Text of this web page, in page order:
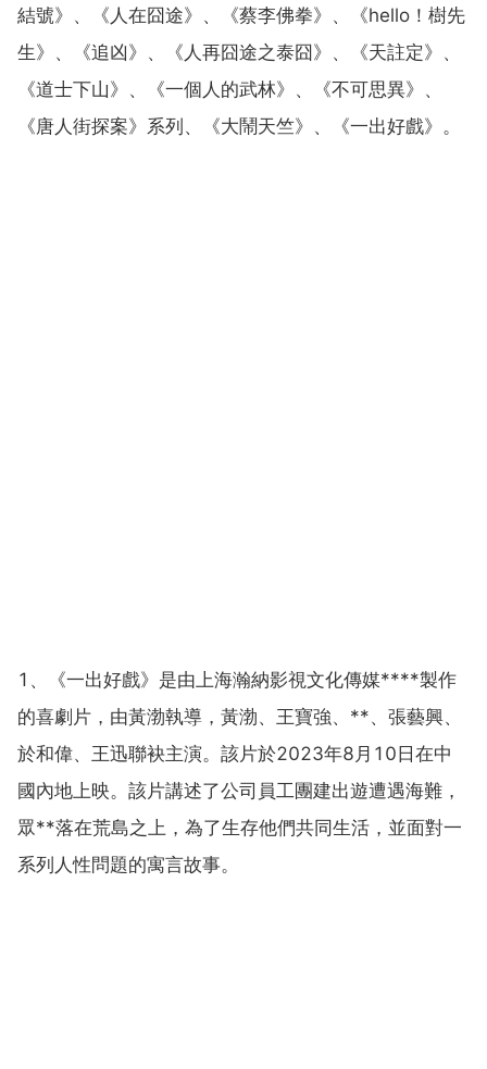
結號》、《人在囧途》、《蔡李佛拳》、《hello！樹先
生》、《追凶》、《人再囧途之泰囧》、《天註定》、
《道士下山》、《一個人的武林》、《不可思異》、
《唐人街探案》系列、《大鬧天竺》、《一出好戲》。
1、《一出好戲》是由上海瀚納影視文化傳媒****製作
的喜劇片，由黃渤執導，黃渤、王寶強、**、張藝興、
於和偉、王迅聯袂主演。該片於2023年8月10日在中
國內地上映。該片講述了公司員工團建出遊遭遇海難，
眾**落在荒島之上，為了生存他們共同生活，並面對一
系列人性問題的寓言故事。